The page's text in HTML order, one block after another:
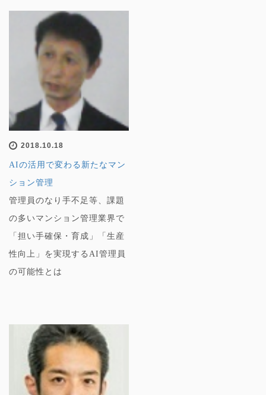
2018.10.18
AIの活用で変わる新たなマン
ション管理
管理員のなり手不足等、課題
の多いマンション管理業界で
「担い手確保・育成」「生産
性向上」を実現するAI管理員
の可能性とは